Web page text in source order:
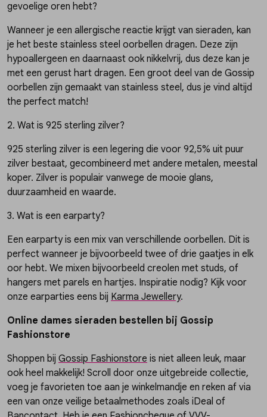
gevoelige oren hebt?
Wanneer je een allergische reactie krijgt van sieraden, kan
je het beste stainless steel oorbellen dragen. Deze zijn
hypoallergeen en daarnaast ook nikkelvrij, dus deze kan je
met een gerust hart dragen. Een groot deel van de Gossip
oorbellen zijn gemaakt van stainless steel, dus je vind altijd
the perfect match!
2. Wat is 925 sterling zilver?
925 sterling zilver is een legering die voor 92,5% uit puur
zilver bestaat, gecombineerd met andere metalen, meestal
koper. Zilver is populair vanwege de mooie glans,
duurzaamheid en waarde.
3. Wat is een earparty?
Een earparty is een mix van verschillende oorbellen. Dit is
perfect wanneer je bijvoorbeeld twee of drie gaatjes in elk
oor hebt. We mixen bijvoorbeeld creolen met studs, of
hangers met parels en hartjes. Inspiratie nodig? Kijk voor
onze earparties eens bij Karma Jewellery.
Online dames sieraden bestellen bij Gossip
Fashionstore
Shoppen bij Gossip Fashionstore is niet alleen leuk, maar
ook heel makkelijk! Scroll door onze uitgebreide collectie,
voeg je favorieten toe aan je winkelmandje en reken af via
een van onze veilige betaalmethodes zoals iDeal of